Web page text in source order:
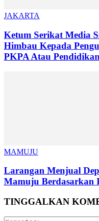
JAKARTA
Ketum Serikat Media
Himbau Kepada
PKPA Atau
MAMUJU
Larangan Menjual
Mamuju Berdasarkan
TINGGALKAN